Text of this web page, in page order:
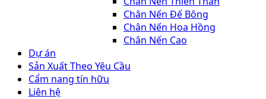
Chân Nến Đế Bông
Chân Nến Hoa Hồng
Chân Nến Cao
Dự án
Sản Xuất Theo Yêu Cầu
Cẩm nang tín hữu
Liên hệ